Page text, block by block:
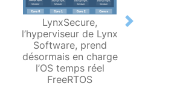
LynxSecure,
l’hyperviseur de Lynx
Software, prend
désormais en charge
l’OS temps réel
FreeRTOS
Next